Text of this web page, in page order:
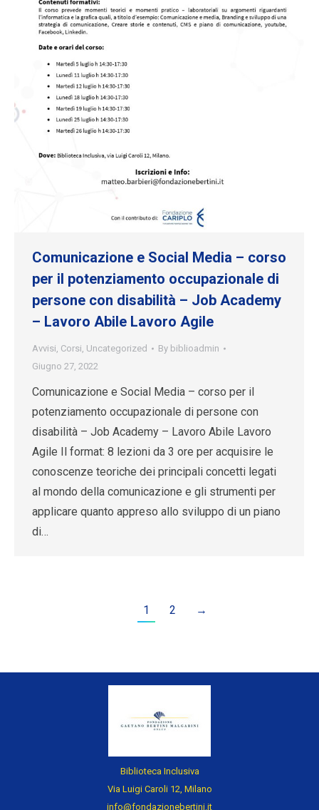
Comunicazione e Social Media – corso
per il potenziamento occupazionale di
persone con disabilità – Job Academy
– Lavoro Abile Lavoro Agile
Avvisi, Corsi, Uncategorized By biblioadmin
Giugno 27, 2022
Comunicazione e Social Media – corso per il
potenziamento occupazionale di persone con
disabilità – Job Academy – Lavoro Abile Lavoro
Agile Il format: 8 lezioni da 3 ore per acquisire le
conoscenze teoriche dei principali concetti legati
al mondo della comunicazione e gli strumenti per
applicare quanto appreso allo sviluppo di un piano
di…
1 2 →
Biblioteca Inclusiva
Via Luigi Caroli 12, Milano
info@fondazionebertini.it